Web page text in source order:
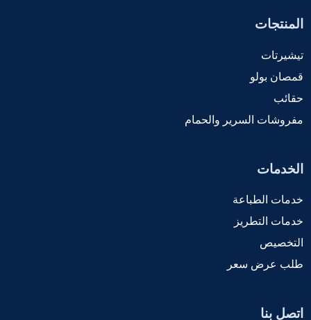
المنتجات
تيشيرتات
قمصان بولو
حقائب
مفروشات السرير والحمام
الخدمات
خدمات الطباعة
خدمات التطريز
التخصيص
طلب عرض سعر
اتصل بنا